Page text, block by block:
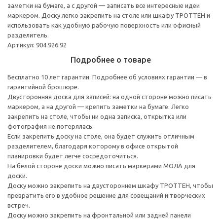
заметки на бумаге, а с другой — записать все интересные идеи
маркером. Доску легко закрепить на столе или шкафу ТРОТТЕН и
использовать как удобную рабочую поверхность или офисный
разделитель.
Артикул: 904.926.92
Подробнее о товаре
Бесплатно 10 лет гарантии. Подробнее об условиях гарантии — в
гарантийной брошюре.
Двусторонняя доска для записей: на одной стороне можно писать
маркером, а на другой — крепить заметки на бумаге. Легко
закрепить на столе, чтобы ни одна записка, открытка или
фотография не потерялась.
Если закрепить доску на столе, она будет служить отличным
разделителем, благодаря которому в офисе открытой
планировки будет легче сосредоточиться.
На белой стороне доски можно писать маркерами МОЛА для
доски.
Доску можно закрепить на двустороннем шкафу ТРОТТЕН, чтобы
превратить его в удобное решение для совещаний и творческих
встреч.
Доску можно закрепить на фронтальной или задней панели